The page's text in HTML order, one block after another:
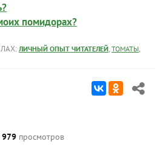
помидорах?
ЛИЧНЫЙ ОПЫТ ЧИТАТЕЛЕЙ, ТОМАТЫ,
979 просмотров